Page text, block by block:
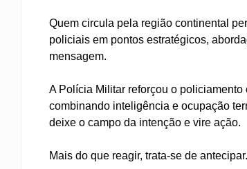
Quem circula pela região continental
policiais em pontos estratégicos,
mensagem.
A Polícia Militar reforçou o
combinando inteligência e ocupação
deixe o campo da intenção e vire ação.
Mais do que reagir, trata-se de antecipar.